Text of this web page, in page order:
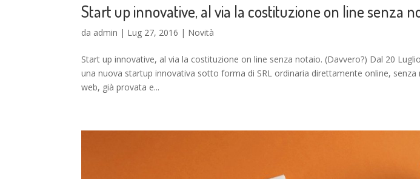
Start up innovative, al via la costituzione on line senza
da admin | Lug 27, 2016 | Novità
Start up innovative, al via la costituzione on line senza notaio. (Davvero?) Dal 20
una nuova startup innovativa sotto forma di SRL ordinaria direttamente online, senza
web, già provata e...